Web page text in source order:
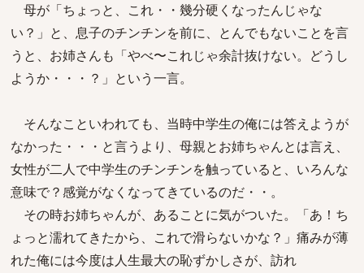
母が「ちょっと、これ・・幾分硬くなったんじゃな
い？」と、息子のチンチンを前に、とんでもないことを言
うと、お姉さんも「やべ〜これじゃ余計抜けない。どうし
ようか・・・？」という一言。
そんなこといわれても、当時中学生の俺には答えようが
なかった・・・と言うより、母親とお姉ちゃんとは言え、
女性が二人で中学生のチンチンを触っていると、いろんな
意味で？感覚がなくなってきているのだ・・。
その時お姉ちゃんが、あることに気がついた。「あ！ち
ょっと濡れてきたから、これで滑らないかな？」痛みが薄
れた俺には今度は人生最大の恥ずかしさが、訪れ